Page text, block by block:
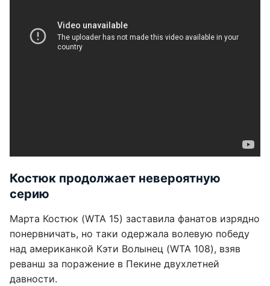
Костюк продолжает невероятную
серию
Марта Костюк (WTA 15) заставила фанатов изрядно
понервничать, но таки одержала волевую победу
над американкой Кэти Волынец (WTA 108), взяв
реванш за поражение в Пекине двухлетней
давности.